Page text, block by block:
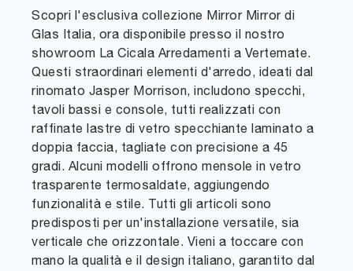
Scopri l'esclusiva collezione Mirror Mirror di
Glas Italia, ora disponibile presso il nostro
showroom La Cicala Arredamenti a Vertemate.
Questi straordinari elementi d'arredo, ideati dal
rinomato Jasper Morrison, includono specchi,
tavoli bassi e console, tutti realizzati con
raffinate lastre di vetro specchiante laminato a
doppia faccia, tagliate con precisione a 45
gradi. Alcuni modelli offrono mensole in vetro
trasparente termosaldate, aggiungendo
funzionalità e stile. Tutti gli articoli sono
predisposti per un'installazione versatile, sia
verticale che orizzontale. Vieni a toccare con
mano la qualità e il design italiano, garantito dal